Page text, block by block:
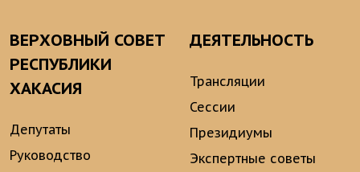
ВЕРХОВНЫЙ СОВЕТ
РЕСПУБЛИКИ
ХАКАСИЯ
Депутаты
Руководство
ДЕЯТЕЛЬНОСТЬ
Трансляции
Сессии
Президиумы
Экспертные советы